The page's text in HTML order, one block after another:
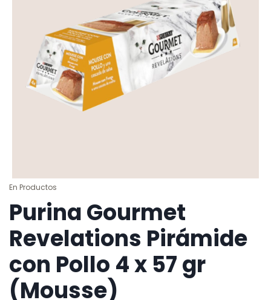
En Productos
Purina Gourmet
Revelations Pirámide
con Pollo 4 x 57 gr
(Mousse)